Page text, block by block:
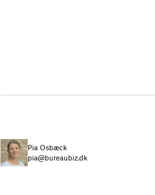
Pia Osbæck
pia@bureaubiz.dk